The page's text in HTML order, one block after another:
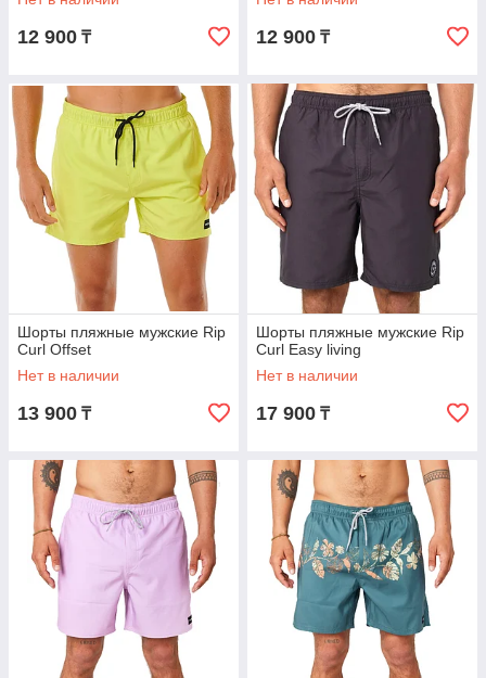
12 900 ₸ 12 900 ₸
Шорты пляжные мужские Rip
Curl Offset
Нет в наличии
13 900 ₸
Шорты пляжные мужские Rip
Curl Easy living
Нет в наличии
17 900 ₸